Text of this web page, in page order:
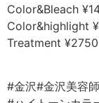
Color&Bleach
Color&highlight
Treatment
#金沢#金沢美容師